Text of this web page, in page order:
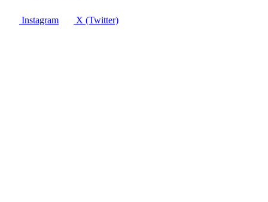
Instagram X (Twitter)